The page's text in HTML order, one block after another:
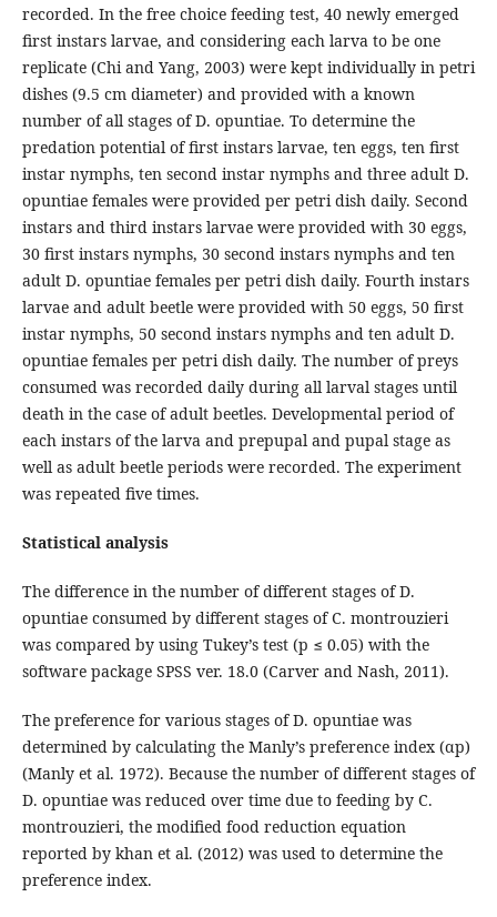
recorded. In the free choice feeding test, 40 newly emerged
first instars larvae, and considering each larva to be one
replicate (Chi and Yang, 2003) were kept individually in petri
dishes (9.5 cm diameter) and provided with a known
number of all stages of D. opuntiae. To determine the
predation potential of first instars larvae, ten eggs, ten first
instar nymphs, ten second instar nymphs and three adult D.
opuntiae females were provided per petri dish daily. Second
instars and third instars larvae were provided with 30 eggs,
30 first instars nymphs, 30 second instars nymphs and ten
adult D. opuntiae females per petri dish daily. Fourth instars
larvae and adult beetle were provided with 50 eggs, 50 first
instar nymphs, 50 second instars nymphs and ten adult D.
opuntiae females per petri dish daily. The number of preys
consumed was recorded daily during all larval stages until
death in the case of adult beetles. Developmental period of
each instars of the larva and prepupal and pupal stage as
well as adult beetle periods were recorded. The experiment
was repeated five times.
Statistical analysis
The difference in the number of different stages of D.
opuntiae consumed by different stages of C. montrouzieri
was compared by using Tukey’s test (p ≤ 0.05) with the
software package SPSS ver. 18.0 (Carver and Nash, 2011).
The preference for various stages of D. opuntiae was
determined by calculating the Manly’s preference index (αp)
(Manly et al. 1972). Because the number of different stages of
D. opuntiae was reduced over time due to feeding by C.
montrouzieri, the modified food reduction equation
reported by khan et al. (2012) was used to determine the
preference index.